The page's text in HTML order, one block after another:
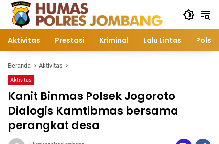
Langsung
konten
Aktivitas Prestasi Kriminal Lalu Lintas
Beranda Aktivitas
Aktivitas
Kanit Binmas Polsek Jogoroto
Dialogis Kamtibmas bersama
perangkat desa